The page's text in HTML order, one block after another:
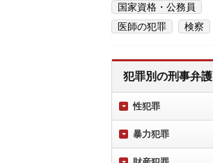
国家資格・公務員
医師の犯罪
検察
犯罪別の刑事弁護
性犯罪
暴力犯罪